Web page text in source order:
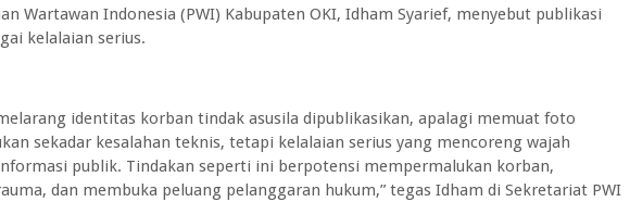
Wartawan Indonesia (PWI) Kabupaten OKI, Idham Syarief, menyebut publikasi
kelalaian serius.
identitas korban tindak asusila dipublikasikan, apalagi memuat foto
sekadar kesalahan teknis, tetapi kelalaian serius yang mencoreng wajah
publik. Tindakan seperti ini berpotensi mempermalukan korban,
dan membuka peluang pelanggaran hukum,” tegas Idham di Sekretariat PWI